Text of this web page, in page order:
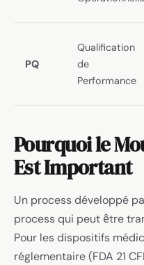
PQ
Qualification
de
Performance
Pourquoi le
Est Important
Un process développé
process qui peut être
Pour les dispositifs
réglementaire (FDA 21